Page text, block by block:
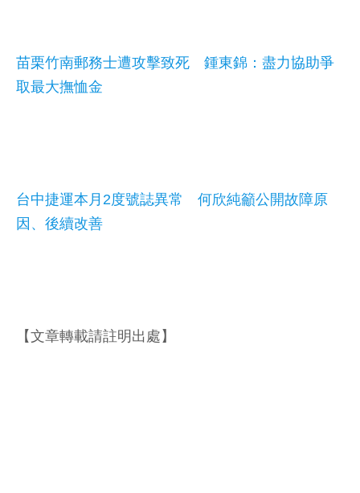
苗栗竹南郵務士遭攻擊致死 鍾東錦：盡力協助爭
取最大撫恤金
台中捷運本月2度號誌異常 何欣純籲公開故障原
因、後續改善
【文章轉載請註明出處】